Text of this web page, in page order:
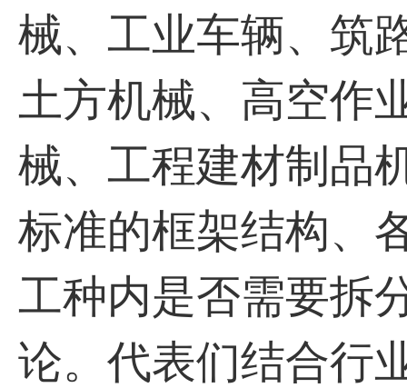
械、工业车辆、筑
土方机械、高空作
械、工程建材制品
标准的框架结构、
工种内是否需要拆
论。代表们结合行